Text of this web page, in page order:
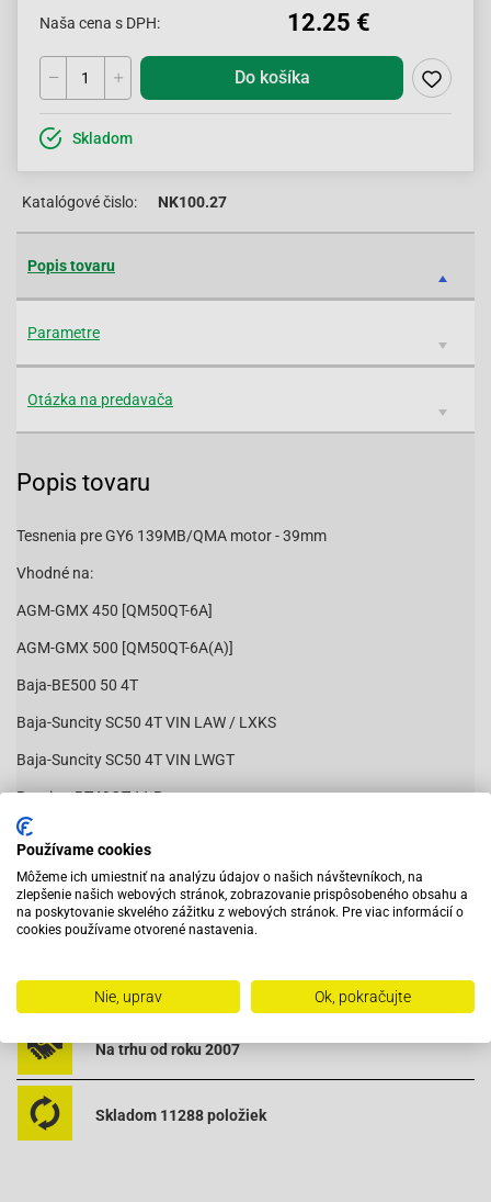
Naša cena s DPH: 12.25 €
Do košíka
Skladom
Katalógové čislo: NK100.27
Popis tovaru
Parametre
Otázka na predavača
Popis tovaru
Tesnenia pre GY6 139MB/QMA motor - 39mm
Vhodné na:
AGM-GMX 450 [QM50QT-6A]
AGM-GMX 500 [QM50QT-6A(A)]
Baja-BE500 50 4T
Baja-Suncity SC50 4T VIN LAW / LXKS
Baja-Suncity SC50 4T VIN LWGT
Baotian-BT49QT-11 Retro
Baotian-BT49QT-12A1 Rebel
Baotian-BT49QT-12C1
Baotian-BT49QT-12D Hero
Baotian-BT49QT-12F Tanco
Baotian-BT49QT-12P1 Tiger
Baotian-BT49QT-20A2
Baotian-BT49QT-2A Big Panther
Vybavený servis s odborným vyškoleným personálom
Pri objednaní do 12:00 tovar zajtra u vás
Na trhu od roku 2007
Skladom 11288 položiek
Používame cookies
Môžeme ich umiestniť na analýzu údajov o našich návštevníkoch, na
zlepšenie našich webových stránok, zobrazovanie prispôsobeného obsahu a
na poskytovanie skvelého zážitku z webových stránok. Pre viac informácií o
cookies používame otvorené nastavenia.
Nie, uprav Ok, pokračujte